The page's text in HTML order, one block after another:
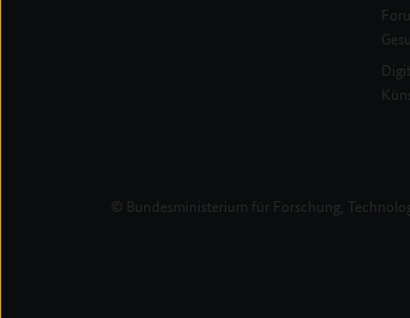
© Bundesministerium für Forschung,